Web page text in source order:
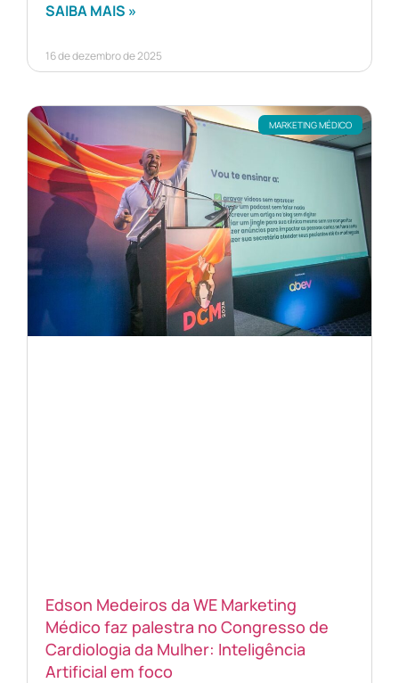
SAIBA MAIS »
16 de dezembro de 2025
MARKETING MÉDICO
Edson Medeiros da WE Marketing
Médico faz palestra no Congresso de
Cardiologia da Mulher: Inteligência
Artificial em foco